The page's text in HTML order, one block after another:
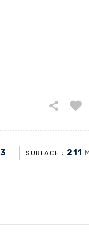
3 SURFACE : 211